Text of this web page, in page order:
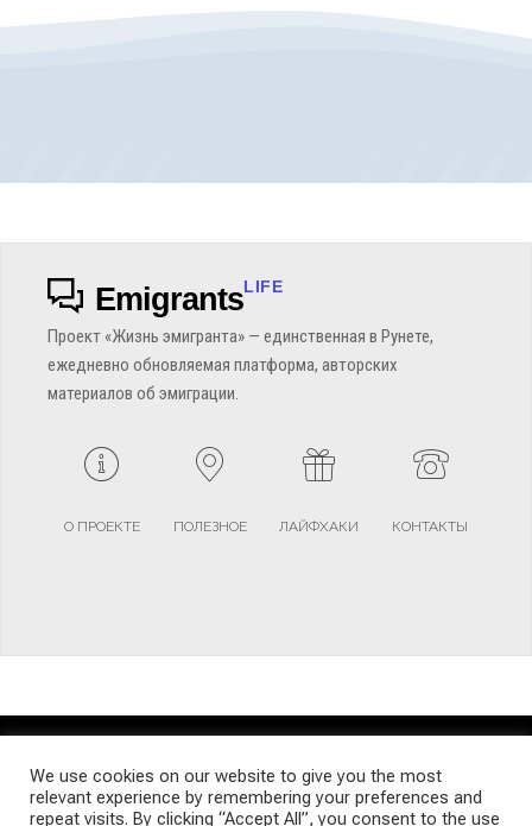
EmigrantsLIFE
Проект «Жизнь эмигранта» — единственная в Рунете,
ежедневно обновляемая платформа, авторских
материалов об эмиграции.
О ПРОЕКТЕ ПОЛЕЗНОЕ ЛАЙФХАКИ КОНТАКТЫ
TERMS AND CONDITIONS PRIVACY POLICY SITEMAP
© Emigrants Life WordPress Theme by TagDiv
We use cookies on our website to give you the most
relevant experience by remembering your preferences and
repeat visits. By clicking “Accept All”, you consent to the use